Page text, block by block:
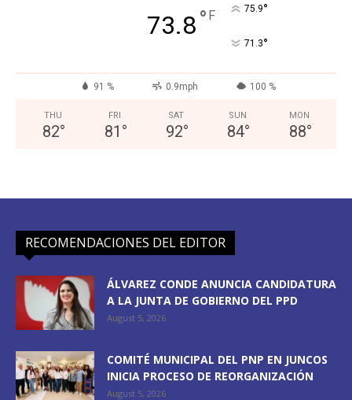
73.8° F 75.9°
71.3°
91 % 0.9mph 100 %
THU
82°
FRI
81 °
SAT
92°
SUN
84°
MON
88°
RECOMENDACIONES DEL EDITOR
ÁLVAREZ CONDE ANUNCIA CANDIDATURA
A LA JUNTA DE GOBIERNO DEL PPD
August 5, 2026
COMITÉ MUNICIPAL DEL PNP EN JUNCOS
INICIA PROCESO DE REORGANIZACIÓN
August 5, 2026